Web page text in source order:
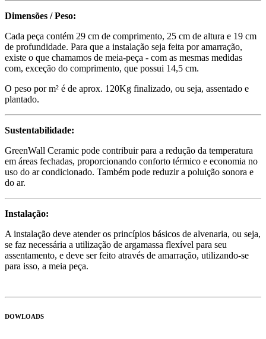
Dimensões / Peso:
Cada peça contém 29 cm de comprimento, 25 cm de altura e 19 cm
de profundidade. Para que a instalação seja feita por amarração,
existe o que chamamos de meia-peça - com as mesmas medidas
com, exceção do comprimento, que possui 14,5 cm.
O peso por m² é de aprox. 120Kg finalizado, ou seja, assentado e
plantado.
Sustentabilidade:
GreenWall Ceramic pode contribuir para a redução da temperatura
em áreas fechadas, proporcionando conforto térmico e economia no
uso do ar condicionado. Também pode reduzir a poluição sonora e
do ar.
Instalação:
A instalação deve atender os princípios básicos de alvenaria, ou seja,
se faz necessária a utilização de argamassa flexível para seu
assentamento, e deve ser feito através de amarração, utilizando-se
para isso, a meia peça.
DOWLOADS